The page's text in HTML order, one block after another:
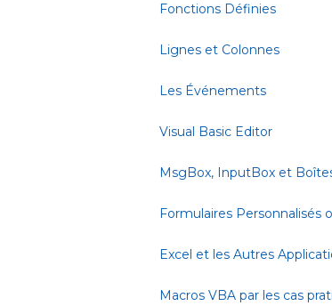
Fonctions Définies
Lignes et Colonnes
Les Événements
Visual Basic Editor
MsgBox, InputBox et
Formulaires Personnalisés
Excel et les Autres
Macros VBA par les cas